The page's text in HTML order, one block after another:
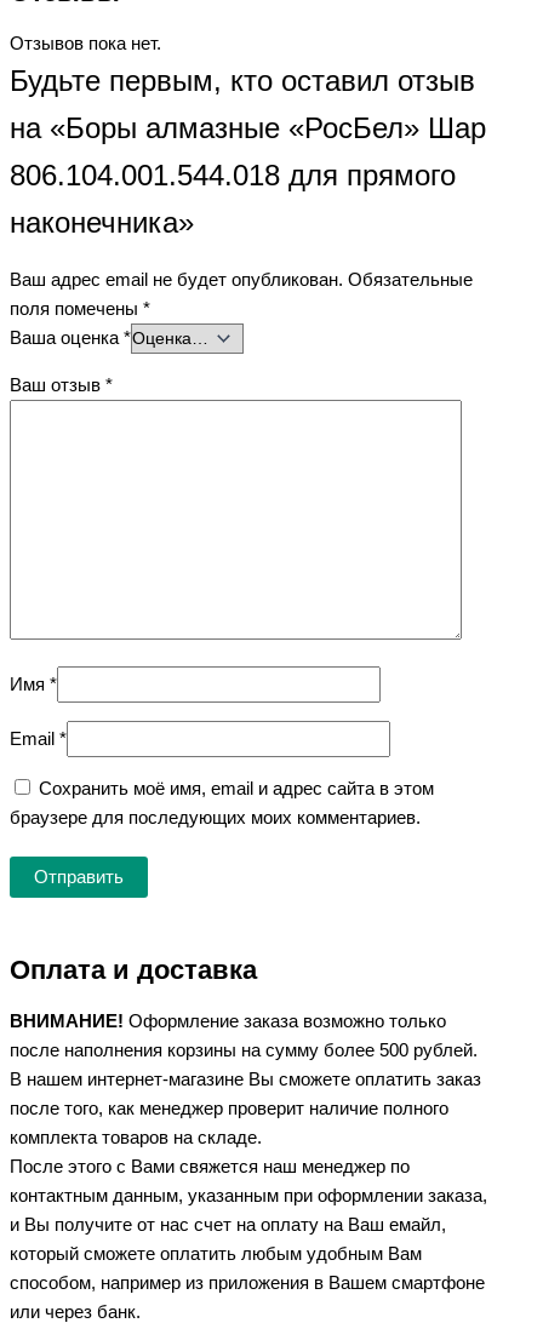
Отзывов пока нет.
Будьте первым, кто оставил отзыв
на «Боры алмазные «РосБел» Шар
806.104.001.544.018 для прямого
наконечника»
Ваш адрес email не будет опубликован. Обязательные
поля помечены *
Ваша оценка *
Ваш отзыв *
Имя *
Email *
Сохранить моё имя, email и адрес сайта в этом
браузере для последующих моих комментариев.
Оплата и доставка
ВНИМАНИЕ! Оформление заказа возможно только
после наполнения корзины на сумму более 500 рублей.
В нашем интернет-магазине Вы сможете оплатить заказ
после того, как менеджер проверит наличие полного
комплекта товаров на складе.
После этого с Вами свяжется наш менеджер по
контактным данным, указанным при оформлении заказа,
и Вы получите от нас счет на оплату на Ваш емайл,
который сможете оплатить любым удобным Вам
способом, например из приложения в Вашем смартфоне
или через банк.